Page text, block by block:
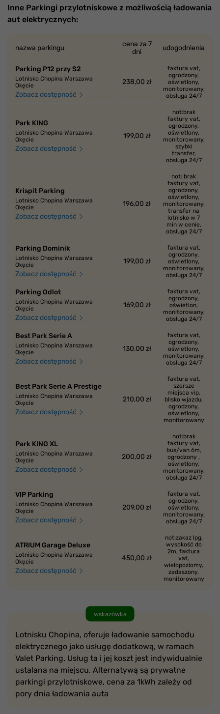
Inne Parkingi przylotniskowe z możliwością ładowania
aut elektrycznych:
nazwa parkingu
cena za 7
dni
udogodnienia
Parking P12 przy S2
Lotnisko Chopina Warszawa
Okęcie
Zobacz dostępność
238,00 zł
faktura vat,
ogrodzony,
oświetlony,
monitorowany,
obsługa 24/7
Park KING
Lotnisko Chopina Warszawa
Okęcie
Zobacz dostępność
199,00 zł
not:brak
faktury vat,
ogrodzony,
oświetlony,
monitorowany,
szybki
transfer,
obsługa 24/7
Krispit Parking
Lotnisko Chopina Warszawa
Okęcie
Zobacz dostępność
196,00 zł
not: brak
faktury vat,
ogrodzony,
oświetlony,
monitorowany,
transfer na
lotnisko w 7
min w cenie,
obsługa 24/7
Parking Dominik
Lotnisko Chopina Warszawa
Okęcie
Zobacz dostępność
199,00 zł
faktura vat,
ogrodzony,
oświetlony,
monitorowany,
obsługa 24/7
Parking Odlot
Lotnisko Chopina Warszawa
Okęcie
Zobacz dostępność
169,00 zł
faktura vat,
ogrodzony,
oświetlon,
monitorowany,
obsługa 24/7
Best Park Serie A
Lotnisko Chopina Warszawa
Okęcie
Zobacz dostępność
130,00 zł
faktura vat,
ogrodzony,
oświetlony,
monitorowany,
obsługa 24/7
Best Park Serie A Prestige
Lotnisko Chopina Warszawa
Okęcie
Zobacz dostępność
210,00 zł
faktura vat,
szersze
miejsca vip,
blisko wjazdu,
ogrodzony,
oświetlony,
monitorowany
Park KING XL
Lotnisko Chopina Warszawa
Okęcie
Zobacz dostępność
200,00 zł
not:brak
faktury vat,
bus/van 6m,
ogrodzony ,
oświetlony,
monitorowany,
obsługa 24/7
VIP Parking
Lotnisko Chopina Warszawa
Okęcie
Zobacz dostępność
209,00 zł
faktura vat,
ogrodzony,
oświetlony,
monitorowany,
obsługa 24/7
ATRIUM Garage Deluxe
Lotnisko Chopina Warszawa
Okęcie
Zobacz dostępność
450,00 zł
not:zakaz lpg,
wysokość do
2m, faktura
vat,
wielopoziomy,
zadaszony,
monitorowany
wskazówka
Lotnisku Chopina, oferuje ładowanie samochodu
elektrycznego jako usługę dodatkową, w ramach
Valet Parking. Usług ta i jej koszt jest indywidualnie
ustalana na miejscu. Alternatywą są prywatne
parkingi przylotniskowe, cena za 1kWh zależy od
pory dnia ładowania auta